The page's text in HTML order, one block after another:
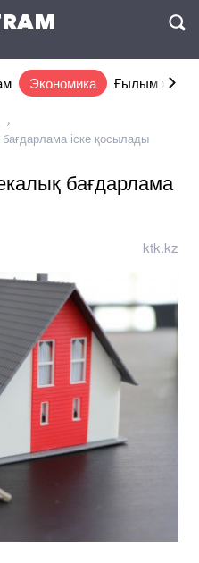
Экономика Ғылым және
іске қосылады
бағдарлама
ktk.kz